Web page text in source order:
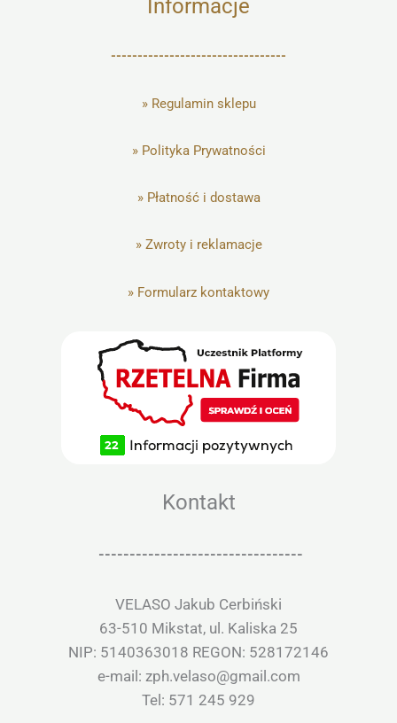
Informacje
---------------------------------
» Regulamin sklepu
» Polityka Prywatności
» Płatność i dostawa
» Zwroty i reklamacje
» Formularz kontaktowy
Kontakt
---------------------------------
VELASO Jakub Cerbiński
63-510 Mikstat, ul. Kaliska 25
NIP: 5140363018 REGON: 528172146
e-mail: zph.velaso@gmail.com
Tel: 571 245 929